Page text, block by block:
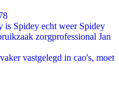
Spidey echt weer Spidey
zorgprofessional Jan
vastgelegd in cao's, moet